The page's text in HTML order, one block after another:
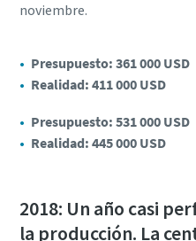
noviembre.
Presupuesto: 361 000 USD
Realidad: 411 000 USD
Presupuesto: 531 000 USD
Realidad: 445 000 USD
2018: Un año casi
la producción. La